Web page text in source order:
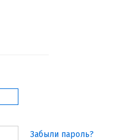
Забыли пароль?